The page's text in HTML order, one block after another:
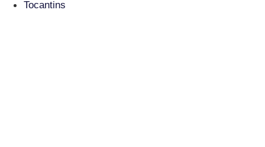
Tocantins